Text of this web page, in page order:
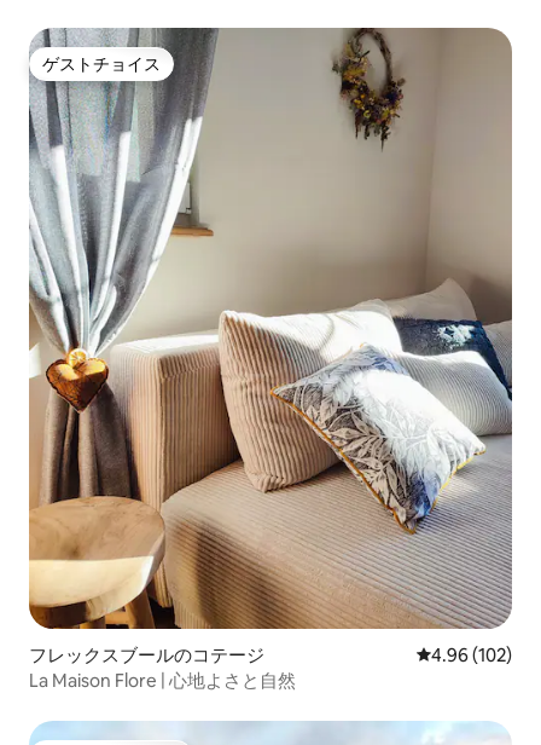
ゲストチョイス
ゲストチョイス
フレックスブールのコテージ レビュー102
4.96 (102)
La Maison Flore | 心地よさと自然